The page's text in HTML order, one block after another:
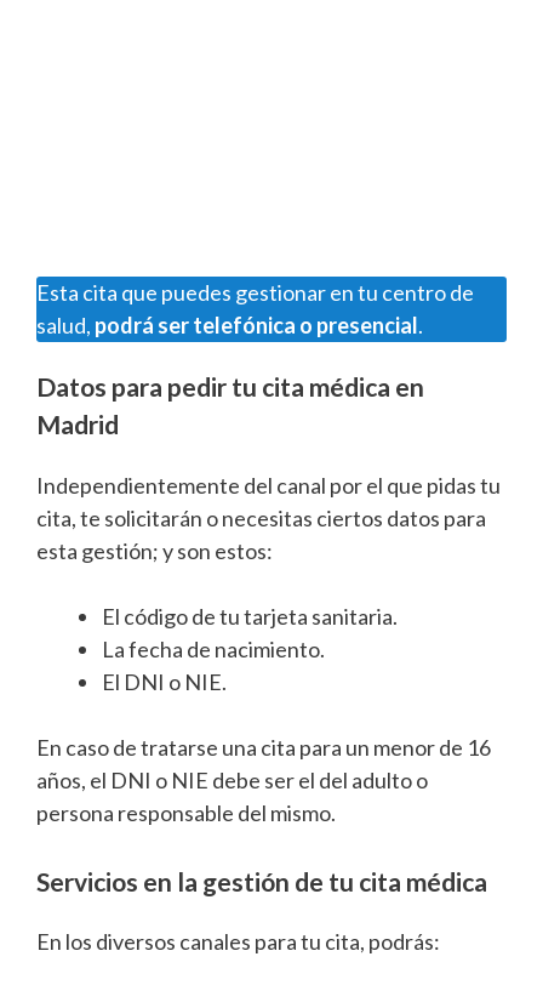
Esta cita que puedes gestionar en tu centro de
salud, podrá ser telefónica o presencial.
Datos para pedir tu cita médica en
Madrid
Independientemente del canal por el que pidas tu
cita, te solicitarán o necesitas ciertos datos para
esta gestión; y son estos:
El código de tu tarjeta sanitaria.
La fecha de nacimiento.
El DNI o NIE.
En caso de tratarse una cita para un menor de 16
años, el DNI o NIE debe ser el del adulto o
persona responsable del mismo.
Servicios en la gestión de tu cita médica
En los diversos canales para tu cita, podrás: